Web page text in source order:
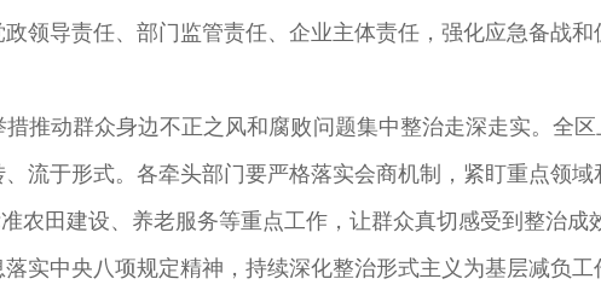
领导责任、部门监管责任、企业主体责任，强化应急备战
动群众身边不正之风和腐败问题集中整治走深走实。全区
流于形式。各牵头部门要严格落实会商机制，紧盯重点领
农田建设、养老服务等重点工作，让群众真切感受到整治成
中央八项规定精神，持续深化整治形式主义为基层减负工